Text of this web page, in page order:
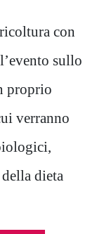
con
sullo
proprio
verranno
dieta